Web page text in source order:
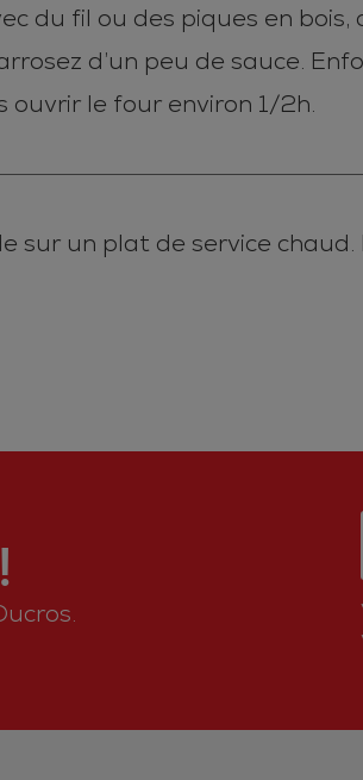
du fil ou des piques en
d’un peu de sauce.
ouvrir le four environ 1/2h.
sur un plat de service